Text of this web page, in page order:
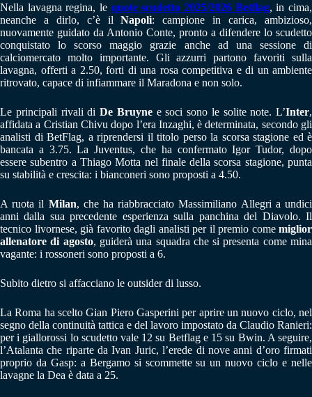
Nella lavagna regina, le quote scudetto 2025/2026 Betflag, in cima,
neanche a dirlo, c’è ilNapoli: campione in carica, ambizioso,
nuovamente guidato da Antonio Conte, pronto a difendere lo scudetto
conquistato lo scorso maggio grazie anche ad una sessione di
calciomercato molto importante. Gli azzurri partono favoriti sulla
lavagna, offerti a 2.50, forti di una rosa competitiva e di un ambiente
ritrovato, capace di infiammare il Maradona e non solo.
Le principali rivali di De Bruynee soci sono le solite note. L’Inter,
affidata a Cristian Chivu dopo l’era Inzaghi, è determinata, secondo gli
analisti di BetFlag, a riprendersi il titolo perso la scorsa stagione ed è
bancata a 3.75. La Juventus, che ha confermato Igor Tudor, dopo
essere subentro a Thiago Motta nel finale della scorsa stagione, punta
su stabilità e crescita: i bianconeri sono proposti a 4.50.
A ruota il Milan, che ha riabbracciato Massimiliano Allegri a undici
anni dalla sua precedente esperienza sulla panchina del Diavolo. Il
tecnico livornese, già favorito dagli analisti per il premio come miglior
allenatore di agosto, guiderà una squadra che si presenta come mina
vagante: i rossoneri sono proposti a 6.
Subito dietro si affacciano le outsider di lusso.
La Roma ha scelto Gian Piero Gasperini per aprire un nuovo ciclo, nel
segno della continuità tattica e del lavoro impostato da Claudio Ranieri:
per i giallorossi lo scudetto vale 12 su Betflag e 15 su Bwin. A seguire,
l’Atalanta che riparte da Ivan Juric, l’erede di nove anni d’oro firmati
proprio da Gasp: a Bergamo si scommette su un nuovo ciclo e nelle
lavagne la Dea è data a 25.